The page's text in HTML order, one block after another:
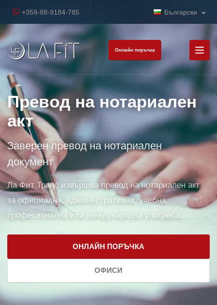
+359-88-9184-785 Български
Онлайн поръчка
Превод на нотариален
акт
Заверен превод на нотариален
документ
Ла Фит Транс извършва превод на нотариален акт
за официална, административна, учебна,
професионална или международна употреба.
ОНЛАЙН ПОРЪЧКА
ОФИСИ